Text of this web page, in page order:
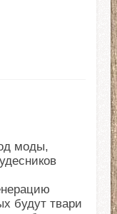
моды,
будут твари